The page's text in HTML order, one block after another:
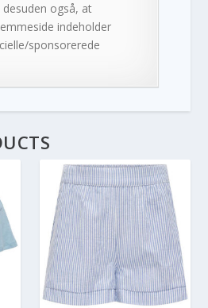
også, at
indeholder
sponsorerede